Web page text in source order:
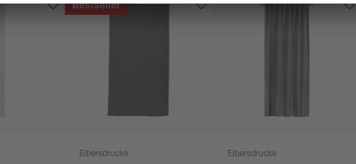
Bestseller
Elbersdrucke Elbersdrucke